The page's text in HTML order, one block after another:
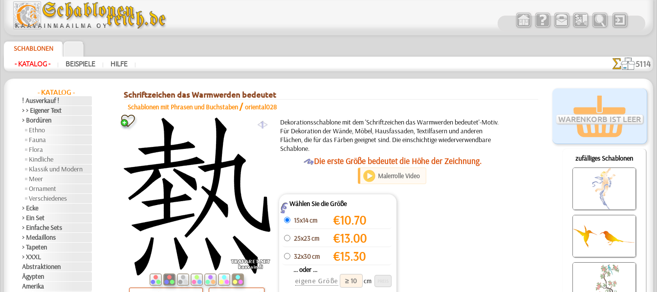
SCHABLONEN
- KATALOG - | BEISPIELE | HILFE | 5114
- KATALOG -
! Ausverkauf !
> > Eigener Text
> Bordüren
Ethno
Fauna
Flora
Kindliche
Klassik und Modern
Meer
Ornament
Verschiedenes
> Ecke
> Ein Set
> Einfache Sets
> Medaillons
> Tapeten
> XXXL
Abstraktionen
Ägypten
Amerika
WARENKORB IST LEER
zufälliges Schablonen
Schriftzeichen das Warmwerden bedeutet
Schablonen mit Phrasen und Buchstaben /oriental028
a
Dekorationsschablone mit dem 'Schriftzeichen das Warmwerden bedeutet'-Motiv.
Für Dekoration der Wände, Möbel, Hausfassaden, Textilfasern und anderen
Flächen, die für das Färben geeignet sind. Die einschichtige wiederverwendbare
Schablone.
ODie erste Größe bedeutet die Höhe der Zeichnung.
Malerrolle Video
ZWählen Sie die Größe
15x14 cm
€10.70
25x23 cm €13.00
32x30 cm €15.30
... oder ...
eigene Größe
cm